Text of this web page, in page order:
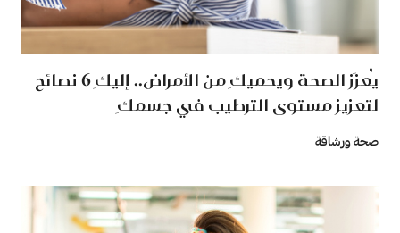
يُعزَز الصحة ويحميكِ من الأمراض.. إليكِ 6 نصائح
لتعزيز مستوى الترطيب في جسمكِ
صحة ورشاقة